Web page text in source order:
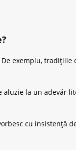
exemplu, tradițiile
la un adevăr
cu insistență